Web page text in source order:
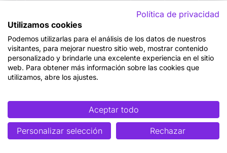
tenga el apoyo necesario.
Ajustar y personalizar la IA según las
necesidades del equipo
Una vez seleccionado el proceso piloto, es básico
se adapten a las necesidades específicas del equipo y
de la organización. Las soluciones de IA no son
universales; requieren parametrización para alinearse
con los flujos de trabajo existentes y los objetivos
Política de privacidad
Utilizamos cookies
Podemos utilizarlas para el análisis de los datos de nuestros
visitantes, para mejorar nuestro sitio web, mostrar contenido
personalizado y brindarle una excelente experiencia en el sitio
web. Para obtener más información sobre las cookies que
utilizamos, abre los ajustes.
Aceptar todo
Personalizar selección Rechazar